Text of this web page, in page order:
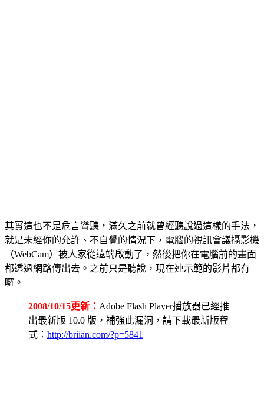
其實這也不是危言聳聽，滿久之前就曾經聽說過這樣的手法，
就是未經你的允許、不自覺的情況下，電腦的視訊會議攝影機
（WebCam）被人家從遠端啟動了，然後把你在電腦前的畫面
都透過網路傳出去。之前只是聽說，現在連示範的影片都有
囉。
2008/10/15更新： Adobe Flash Player播放器已經推
出最新版 10.0 版，補強此漏洞，請下載最新版程
式： http://briian.com/?p=5841